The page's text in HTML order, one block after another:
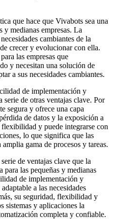
que hace que Vivabots sea una
y medianas empresas. La
cambiantes de la
crecer y evolucionar con ella.
las empresas que
y necesitan una solución de
a sus necesidades cambiantes.
de implementación y
de otras ventajas clave. Por
segura y ofrece una capa
de datos y la exposición a
y puede integrarse con
lo que significa que las
gama de procesos y tareas.
de ventajas clave que la
las pequeñas y medianas
de implementación y
a las necesidades
su seguridad, flexibilidad y
sistemas y aplicaciones la
completa y confiable.